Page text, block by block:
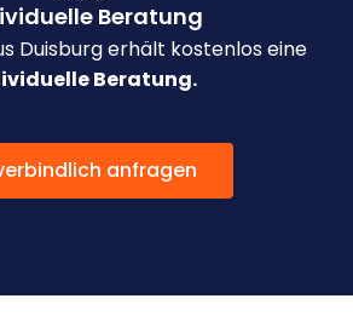
Beratung
Duisburg erhält kostenlos eine
Beratung.
anfragen